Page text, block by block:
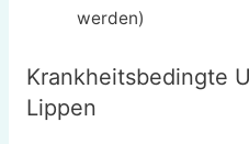
werden)
Krankheitsbedingte
Lippen